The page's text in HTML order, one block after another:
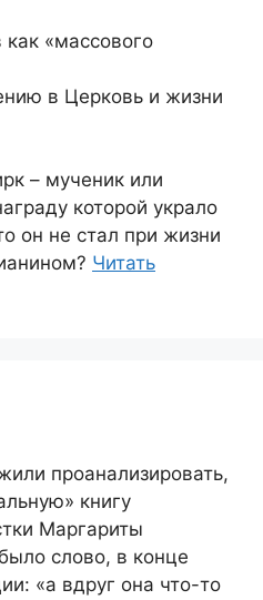
«массового
в Церковь и жизни
– мученик или
которой украло
он не стал при жизни
Читать
проанализировать,
книгу
Маргариты
слово, в конце
«а вдруг она что-то